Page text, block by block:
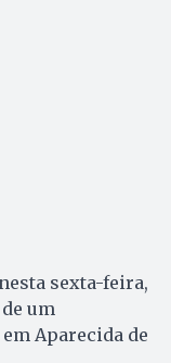
sexta-feira,
um
Aparecida de